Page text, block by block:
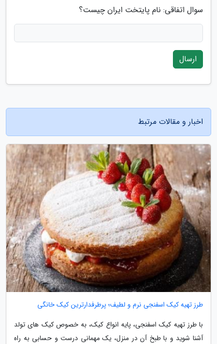
سوال اتفاقی: نام پایتخت ایران چیست؟
ارسال
اخبار و مقالات مرتبط
طرز تهیه کیک اسفنجی نرم و لطیف؛ پرطرفدارترین کیک خانگی
با طرز تهیه کیک اسفنجی، پایه انواع کیک، به خصوص کیک های تولد
آشنا شوید و با طبخ آن در منزل، یک مهمانی درست و حسابی به راه